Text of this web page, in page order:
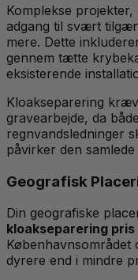
Komplekse
adgang til svært
mere. Dette
gennem tætte
eksisterende
Kloakseparering
gravearbejde, da
regnvandsledninger
påvirker den samlede
Geografisk
Din geografiske
kloakseparering pris
dyrere end i mindre